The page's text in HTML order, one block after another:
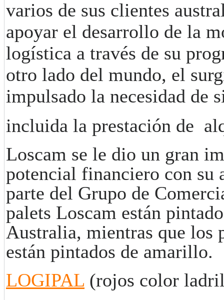
varios de sus clientes
apoyar el desarrollo de la
logística a través de su
otro lado del mundo, el
impulsado la necesidad de
incluida la prestación de
Loscam se le dio un gran
potencial financiero con su
parte del Grupo de
palets Loscam están
Australia, mientras que los
están pintados de amarillo.
LOGIPAL (rojos color